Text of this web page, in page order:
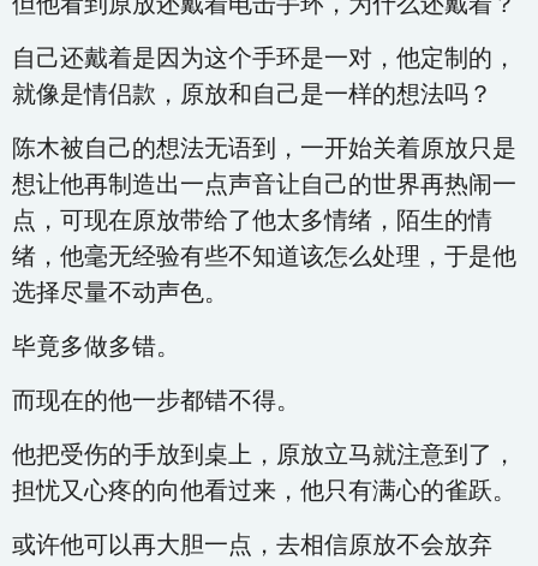
自己还戴着是因为这个手环是一对，他定制的，
就像是情侣款，原放和自己是一样的想法吗？
陈木被自己的想法无语到，一开始关着原放只是
想让他再制造出一点声音让自己的世界再热闹一
点，可现在原放带给了他太多情绪，陌生的情
绪，他毫无经验有些不知道该怎么处理，于是他
选择尽量不动声色。
毕竟多做多错。
而现在的他一步都错不得。
他把受伤的手放到桌上，原放立马就注意到了，
担忧又心疼的向他看过来，他只有满心的雀跃。
或许他可以再大胆一点，去相信原放不会放弃